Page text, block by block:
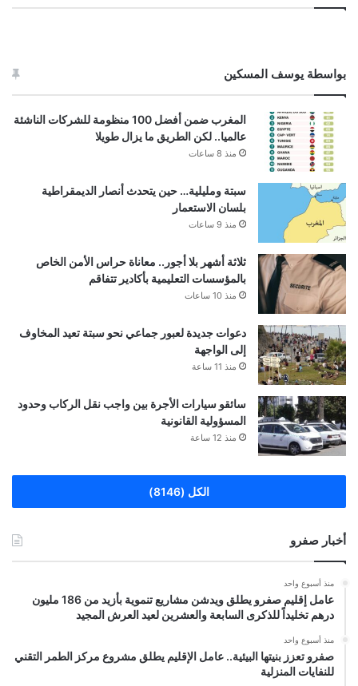
بواسطة يوسف المسكين
المغرب ضمن أفضل 100 منظومة للشركات الناشئة
عالميا.. لكن الطريق ما يزال طويلا
منذ 8 ساعات
سبتة ومليلية… حين يتحدث أنصار الديمقراطية
بلسان الاستعمار
منذ 9 ساعات
ثلاثة أشهر بلا أجور.. معاناة حراس الأمن الخاص
بالمؤسسات التعليمية بأكادير تتفاقم
منذ 10 ساعات
دعوات جديدة لعبور جماعي نحو سبتة تعيد المخاوف
إلى الواجهة
منذ 11 ساعة
سائقو سيارات الأجرة بين واجب نقل الركاب وحدود
المسؤولية القانونية
منذ 12 ساعة
الكل (8146)
أخبار صفرو
منذ أسبوع واحد
عامل إقليم صفرو يطلق ويدشن مشاريع تنموية بأزيد من 186 مليون
درهم تخليداً للذكرى السابعة والعشرين لعيد العرش المجيد
منذ أسبوع واحد
صفرو تعزز بنيتها البيئية.. عامل الإقليم يطلق مشروع مركز الطمر التقني
للنفايات المنزلية